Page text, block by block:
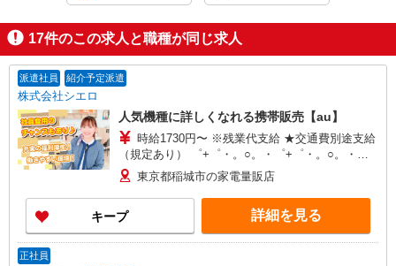
17件のこの求人と職種が同じ求人
派遣社員 紹介予定派遣
株式会社シエロ
人気機種に詳しくなれる携帯販売【au】
時給1730円〜 ※残業代支給 ★交通費別途支給
（規定あり） ゜+゜・。○。・゜+゜・。○。・゜
+゜ 入社祝い金10万円支給(規定有) お友達を紹介
頂くと, インセンティブ支給(規定有) ★月2回払
い・週払い可能（規程有）★ ゜・。○。・゜
+゜・。○。・゜+゜
東京都稲城市の家電量販店
キープ 詳細を見る
正社員